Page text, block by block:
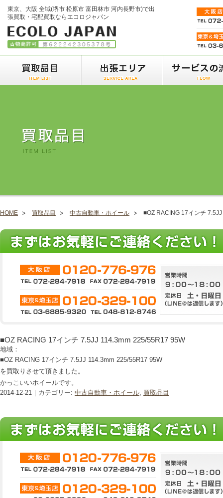
東京、大阪 全域(堺市 松原市 富田林市 河内長野市)で出
張買取・宅配買取ならエコロジャパン
HOME 買取品目 中古自動車・ホイール ■OZ RACING 17インチ
■OZ RACING 17インチ 7.5JJ 114.3mm 225/55R17 95W
地域：
■OZ RACING 17インチ 7.5JJ 114.3mm 225/55R17 95W
を買取りさせて頂きました。
かっこいいホイールです。
2014-12-21｜カテゴリー: 中古自動車・ホイール, 買取品目